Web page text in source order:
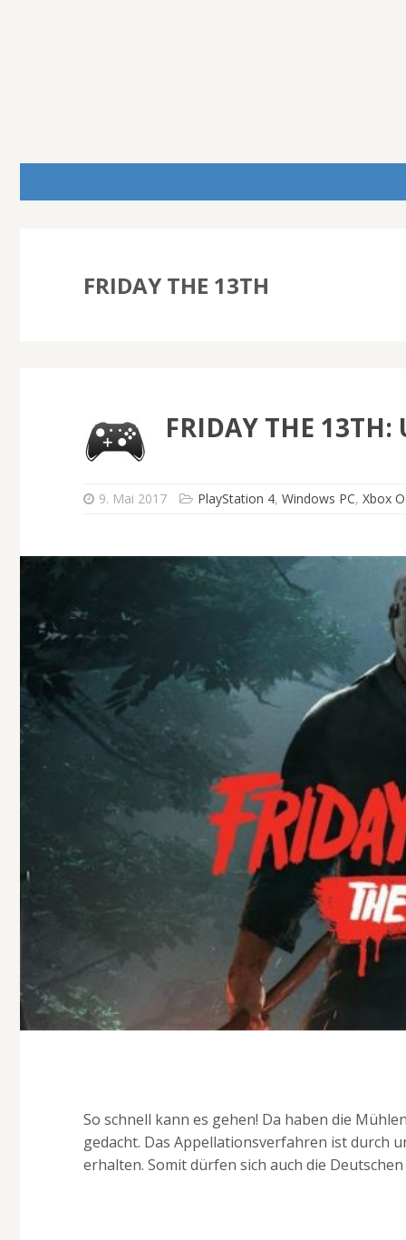
FRIDAY THE 13TH
FRIDAY THE 13TH:
9. Mai 2017 PlayStation 4,Windows PC,Xbox
So schnell kann es gehen! Da haben die
gedacht. Das Appellationsverfahren ist durch
erhalten. Somit dürfen sich auch die